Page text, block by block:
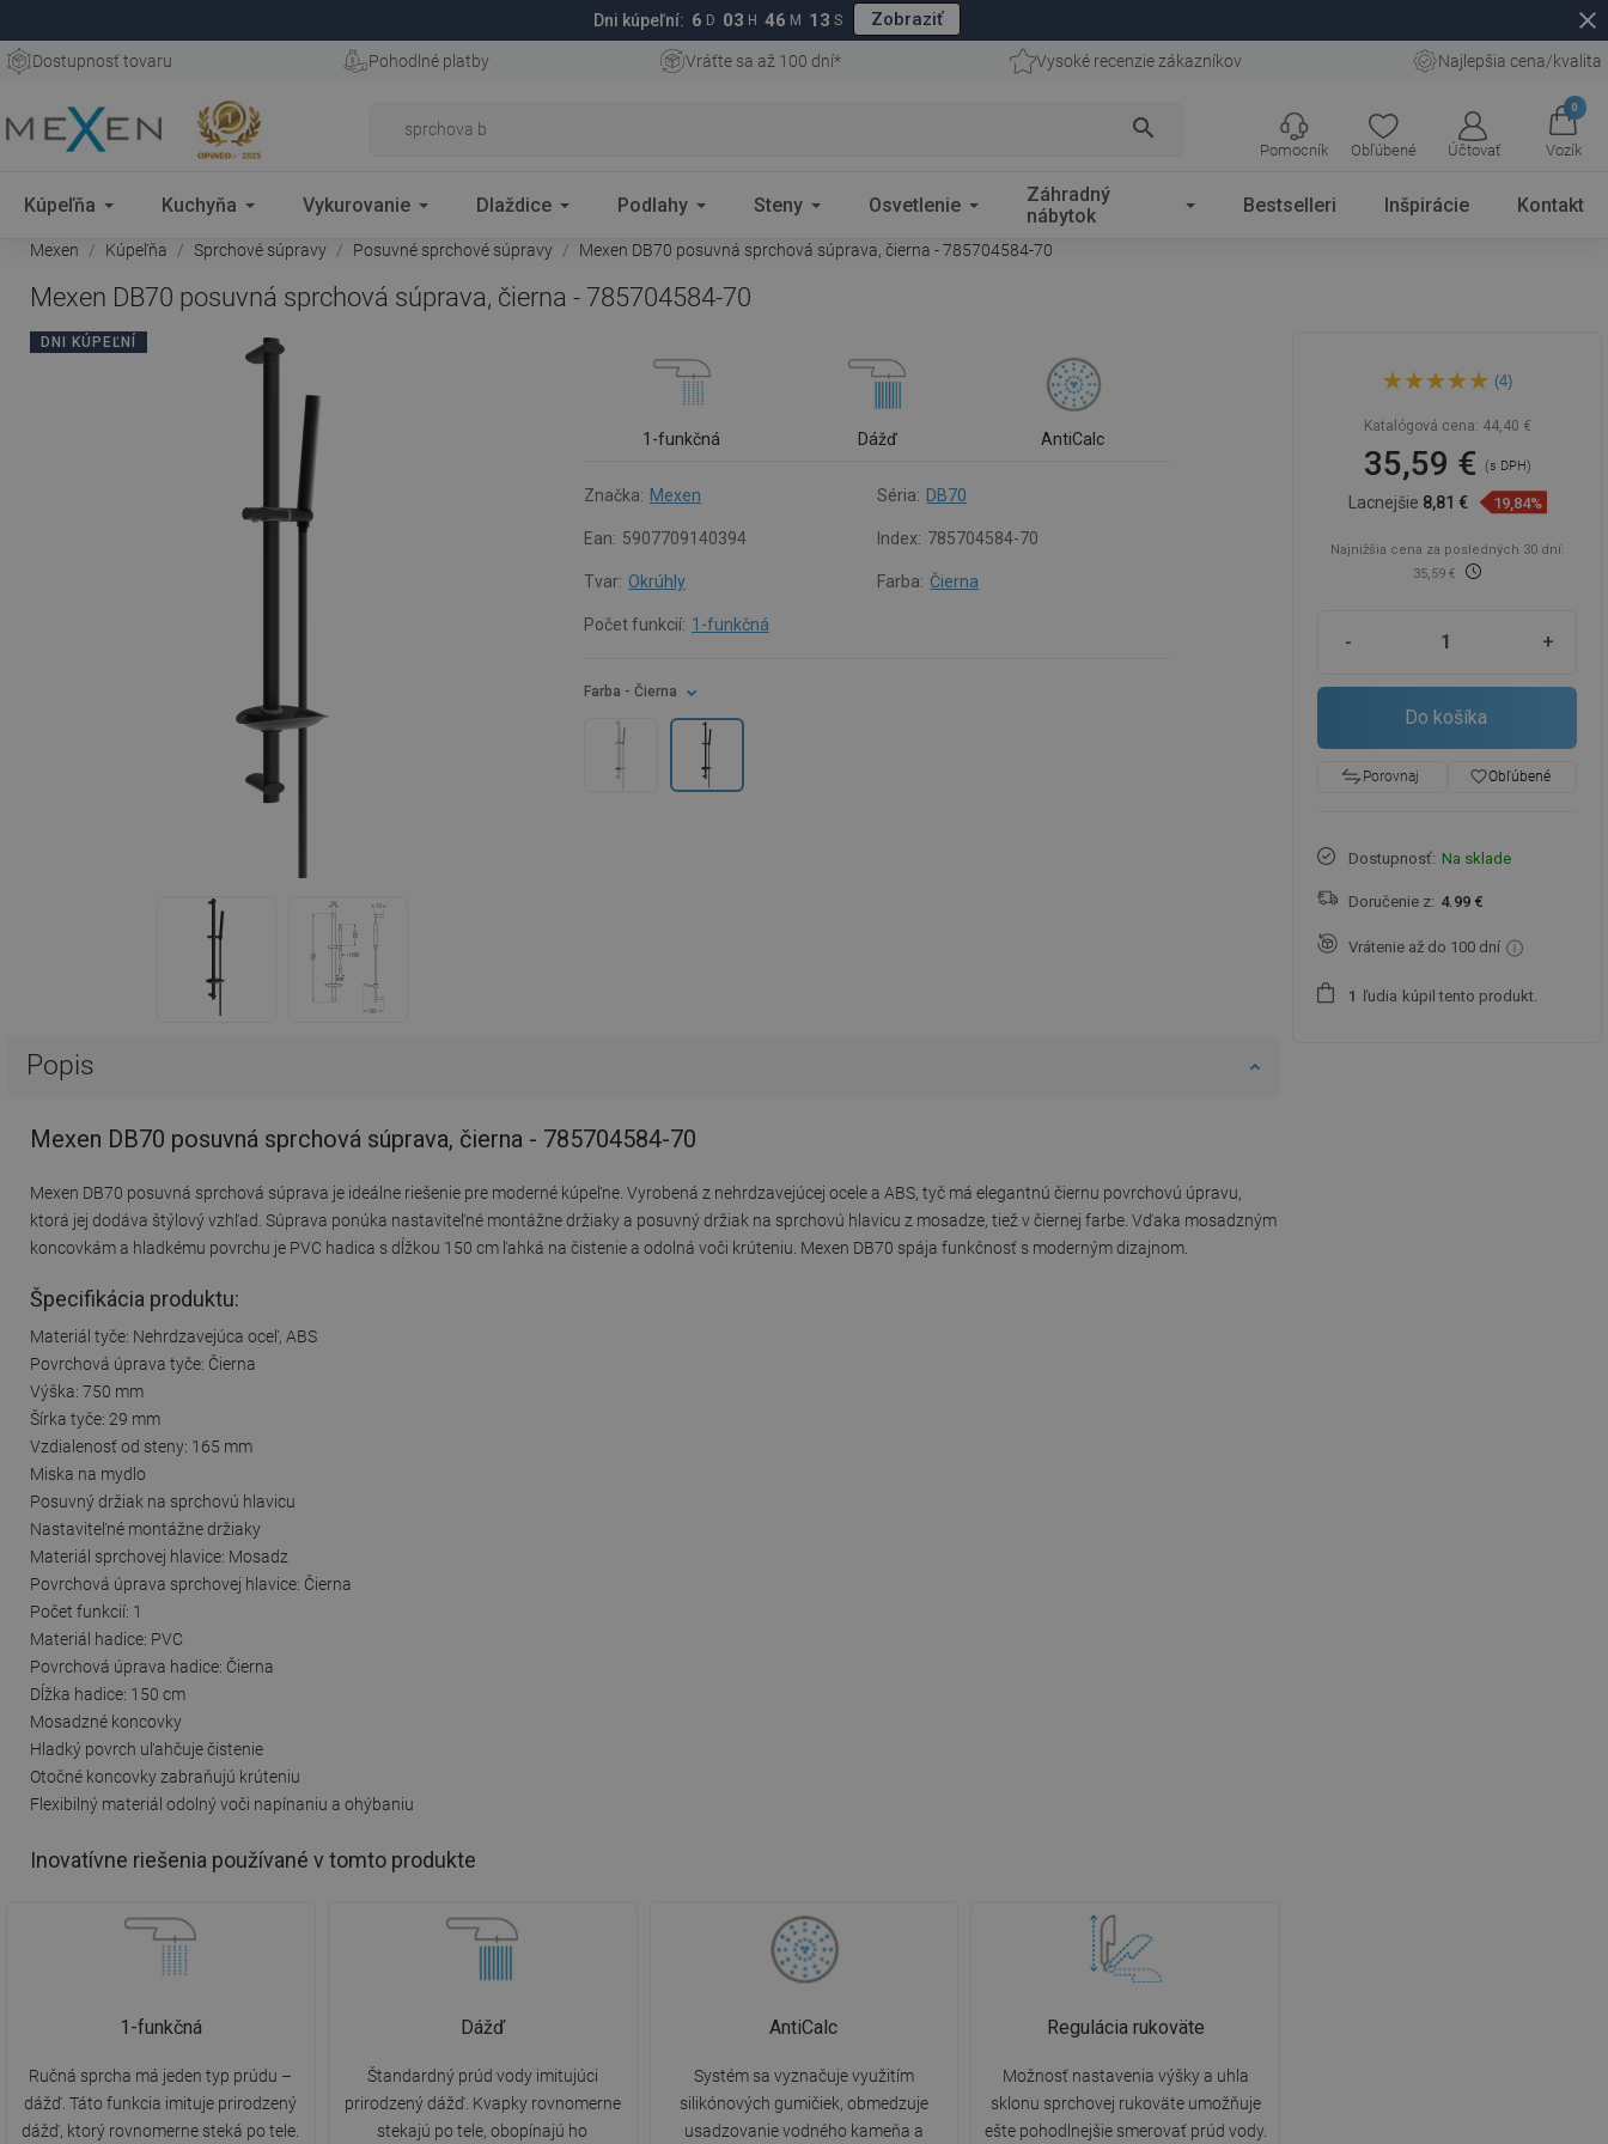
Dni kúpeľní: 6 D 03 H 46 M 12 S Zobraziť close
Dostupnosť tovaru Pohodlné platby Vráťte sa až 100 dní* Vysoké recenzie zákazníkov Najlepšia cena/kvalita
search
Obľúbené Účtovať
0
Vozík
Pomocník
Kúpeľňa Kuchyňa Vykurovanie Dlaždice Podlahy Steny Osvetlenie
Záhradný
nábytok
Bestselleri Inšpirácie Kontakt
Mexen Kúpeľňa Sprchové súpravy Posuvné sprchové súpravy Mexen DB70 posuvná sprchová súprava, čierna - 785704584-70
Mexen DB70 posuvná sprchová súprava, čierna - 785704584-70
DNI KÚPEĽNÍ
1-funkčná Dážď AntiCalc
Značka: Mexen Séria: DB70
Ean: 5907709140394 Index: 785704584-70
Tvar: Okrúhly Farba: Čierna
Počet funkcií: 1-funkčná
Farba - Čierna
Popis
Mexen DB70 posuvná sprchová súprava, čierna - 785704584-70
Mexen DB70 posuvná sprchová súprava je ideálne riešenie pre moderné kúpeľne. Vyrobená z nehrdzavejúcej ocele a ABS, tyč má elegantnú čiernu povrchovú úpravu,
ktorá jej dodáva štýlový vzhľad. Súprava ponúka nastaviteľné montážne držiaky a posuvný držiak na sprchovú hlavicu z mosadze, tiež v čiernej farbe. Vďaka mosadzným
koncovkám a hladkému povrchu je PVC hadica s dĺžkou 150 cm ľahká na čistenie a odolná voči krúteniu. Mexen DB70 spája funkčnosť s moderným dizajnom.
Špecifikácia produktu:
Materiál tyče: Nehrdzavejúca oceľ, ABS
Povrchová úprava tyče: Čierna
Výška: 750 mm
Šírka tyče: 29 mm
Vzdialenosť od steny: 165 mm
Miska na mydlo
Posuvný držiak na sprchovú hlavicu
Nastaviteľné montážne držiaky
Materiál sprchovej hlavice: Mosadz
Povrchová úprava sprchovej hlavice: Čierna
Počet funkcií: 1
Materiál hadice: PVC
Povrchová úprava hadice: Čierna
Dĺžka hadice: 150 cm
Mosadzné koncovky
Hladký povrch uľahčuje čistenie
Otočné koncovky zabraňujú krúteniu
Flexibilný materiál odolný voči napínaniu a ohýbaniu
Inovatívne riešenia používané v tomto produkte
1-funkčná
Ručná sprcha má jeden typ prúdu –
dážď. Táto funkcia imituje prirodzený
dážď, ktorý rovnomerne steká po tele.
Dážď
Štandardný prúd vody imitujúci
prirodzený dážď. Kvapky rovnomerne
stekajú po tele, obopínajú ho
AntiCalc
Systém sa vyznačuje využitím
silikónových gumičiek, obmedzuje
usadzovanie vodného kameňa a
Regulácia rukoväte
Možnosť nastavenia výšky a uhla
sklonu sprchovej rukoväte umožňuje
ešte pohodlnejšie smerovať prúd vody.
sprchová súprava, čierna -
(4)
Katalógová cena: 44,40 €
35,59 € (s DPH)
Lacnejšie 8,81 € 19,84%
Najnižšia cena za posledných 30 dní:
35,59 €
- +
Do košíka
Porovnaj favorite_borderObľúbené
Dostupnosť: Na sklade
Doručenie z: 4.99 €
Vrátenie až do 100 dní
1 ľudia kúpil tento produkt.